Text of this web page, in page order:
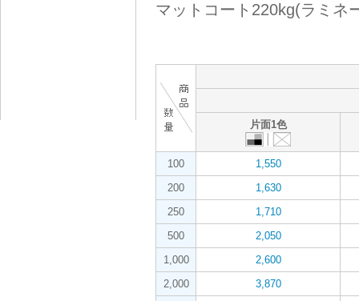
マットコート220kg(ラミネ
片面1色
100
1,550
200
1,630
250
1,710
500
2,050
1,000
2,600
2,000
3,870